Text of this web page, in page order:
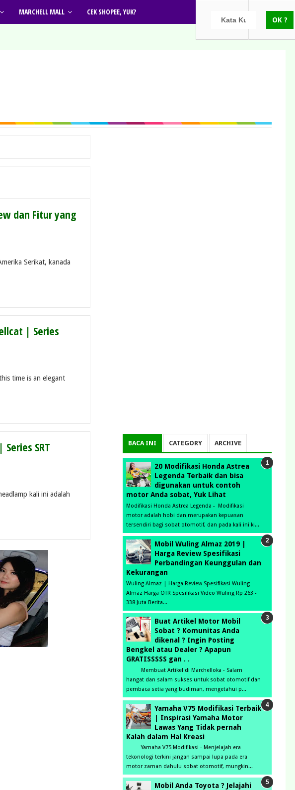
MARCHELL MALL CEK SHOPEE, YUK?
dan Fitur yang
Serikat, kanada
| Series
time is an elegant
SRT
kali ini adalah
BACA INI CATEGORY ARCHIVE
20 Modifikasi Honda Astrea
Legenda Terbaik dan bisa
digunakan untuk contoh
motor Anda sobat, Yuk Lihat
Modifikasi Honda Astrea Legenda - Modifikasi
motor adalah hobi dan merupakan kepuasan
tersendiri bagi sobat otomotif, dan pada kali ini ki...
Mobil Wuling Almaz 2019 |
Harga Review Spesifikasi
Perbandingan Keunggulan dan
Kekurangan
Wuling Almaz | Harga Review Spesifikasi Wuling
Almaz Harga OTR Spesifikasi Video Wuling Rp 263 -
338 Juta Berita...
Buat Artikel Motor Mobil
Sobat ? Komunitas Anda
dikenal ? Ingin Posting
Bengkel atau Dealer ? Apapun
GRATISSSSS gan . .
Membuat Artikel di Marchelloka - Salam
hangat dan salam sukses untuk sobat otomotif dan
pembaca setia yang budiman, mengetahui p...
Yamaha V75 Modifikasi Terbaik
| Inspirasi Yamaha Motor
Lawas Yang Tidak pernah
Kalah dalam Hal Kreasi
Yamaha V75 Modifikasi - Menjelajah era
tekonologi terkini jangan sampai lupa pada era
motor zaman dahulu sobat otomotif, mungkin...
Mobil Anda Toyota ? Jelajahi